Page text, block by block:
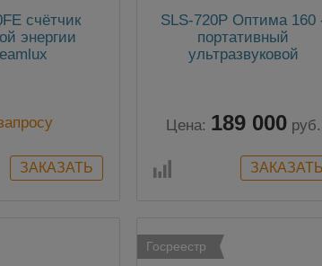
cчётчик
энергии
SLS-720P Оптима 160
портативный
ультразвуковой
Цена: 189 000 руб.
Госреестр